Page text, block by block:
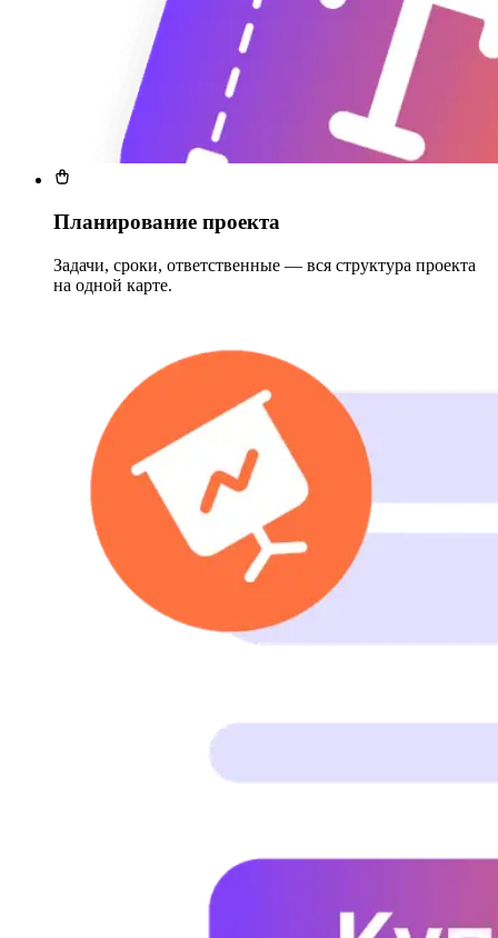
Планирование проекта
Задачи, сроки, ответственные — вся структура проекта
на одной карте.